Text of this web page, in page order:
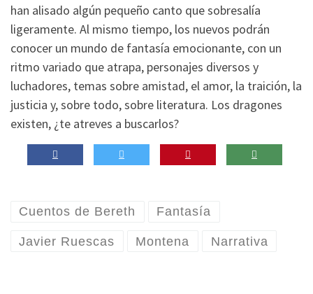
han alisado algún pequeño canto que sobresalía
ligeramente. Al mismo tiempo, los nuevos podrán
conocer un mundo de fantasía emocionante, con un
ritmo variado que atrapa, personajes diversos y
luchadores, temas sobre amistad, el amor, la traición, la
justicia y, sobre todo, sobre literatura. Los dragones
existen, ¿te atreves a buscarlos?
Cuentos de Bereth Fantasía
Javier Ruescas Montena Narrativa